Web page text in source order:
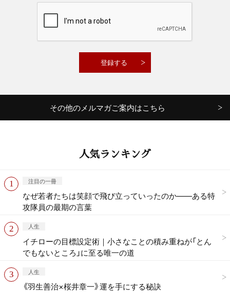
その他のメルマガご案内はこちら
人気ランキング
注目の一冊
なぜ若者たちは笑顔で飛び立っていったのか——ある特
攻隊員の最期の言葉
人生
イチローの目標設定術｜小さなことの積み重ねが「とん
でもないところ」に至る唯一の道
人生
《羽生善治×桜井章一》運を手にする秘訣